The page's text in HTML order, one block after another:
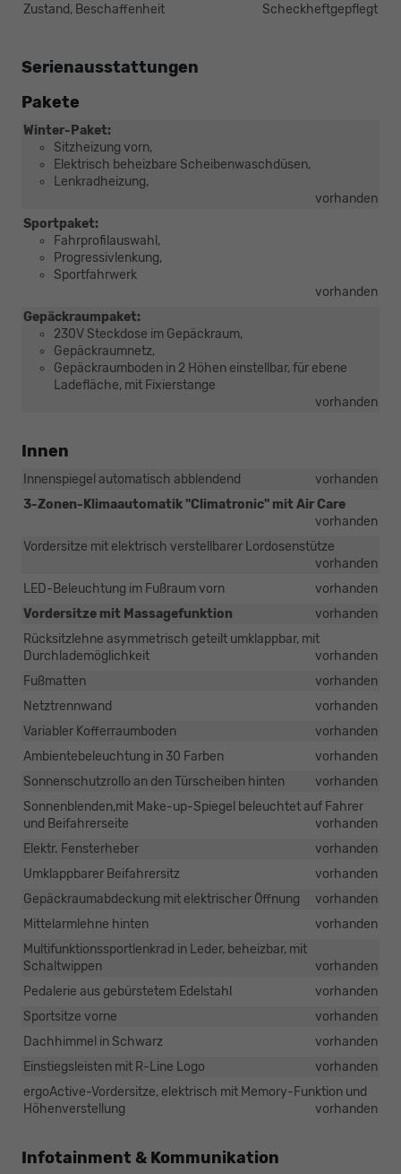
Zustand, Beschaffenheit
Scheckheftgepflegt
Serienausstattungen
Pakete
Winter-Paket:
Sitzheizung vorn,
Elektrisch beheizbare Scheibenwaschdüsen,
Lenkradheizung,
vorhanden
Sportpaket:
Fahrprofilauswahl,
Progressivlenkung,
Sportfahrwerk
vorhanden
Gepäckraumpaket:
230V Steckdose im Gepäckraum,
Gepäckraumnetz,
Gepäckraumboden in 2 Höhen einstellbar, für ebene
Ladefläche, mit Fixierstange
vorhanden
Innen
Innenspiegel automatisch abblendend
vorhanden
3-Zonen-Klimaautomatik "Climatronic" mit Air Care
vorhanden
Vordersitze mit elektrisch verstellbarer Lordosenstütze
vorhanden
LED-Beleuchtung im Fußraum vorn
vorhanden
Vordersitze mit Massagefunktion
vorhanden
Rücksitzlehne asymmetrisch geteilt umklappbar, mit
Durchlademöglichkeit
vorhanden
Fußmatten
vorhanden
Netztrennwand
vorhanden
Variabler Kofferraumboden
vorhanden
Ambientebeleuchtung in 30 Farben
vorhanden
Sonnenschutzrollo an den Türscheiben hinten
vorhanden
Sonnenblenden,mit Make-up-Spiegel beleuchtet auf Fahrer
und Beifahrerseite
vorhanden
Elektr. Fensterheber
vorhanden
Umklappbarer Beifahrersitz
vorhanden
Gepäckraumabdeckung mit elektrischer Öffnung
vorhanden
Mittelarmlehne hinten
vorhanden
Multifunktionssportlenkrad in Leder, beheizbar, mit
Schaltwippen
vorhanden
Pedalerie aus gebürstetem Edelstahl
vorhanden
Sportsitze vorne
vorhanden
Dachhimmel in Schwarz
vorhanden
Einstiegsleisten mit R-Line Logo
vorhanden
ergoActive-Vordersitze, elektrisch mit Memory-Funktion und
Höhenverstellung
vorhanden
Infotainment & Kommunikation